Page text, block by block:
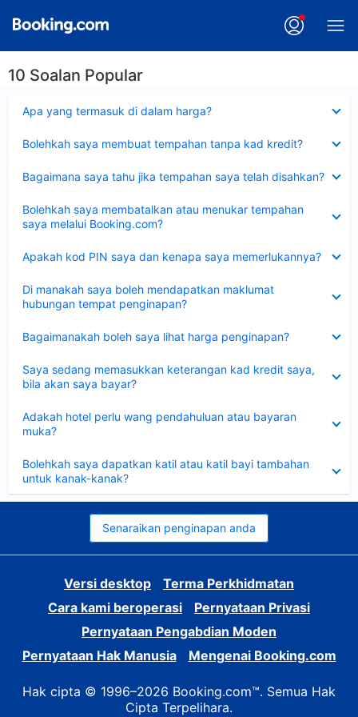
10 Soalan Popular
Apa yang termasuk di dalam harga?
Bolehkah saya membuat tempahan tanpa kad kredit?
Bagaimana saya tahu jika tempahan saya telah disahkan?
Bolehkah saya membatalkan atau menukar tempahan
saya melalui Booking.com?
Apakah kod PIN saya dan kenapa saya memerlukannya?
Di manakah saya boleh mendapatkan maklumat
hubungan tempat penginapan?
Bagaimanakah boleh saya lihat harga penginapan?
Saya sedang memasukkan keterangan kad kredit saya,
bila akan saya bayar?
Adakah hotel perlu wang pendahuluan atau bayaran
muka?
Bolehkah saya dapatkan katil atau katil bayi tambahan
untuk kanak-kanak?
Senaraikan penginapan anda
Versi desktop
Terma Perkhidmatan
Cara kami beroperasi
Pernyataan Privasi
Pernyataan Pengabdian Moden
Pernyataan Hak Manusia
Mengenai Booking.com
Hak cipta © 1996–2026 Booking.com™. Semua Hak
Cipta Terpelihara.